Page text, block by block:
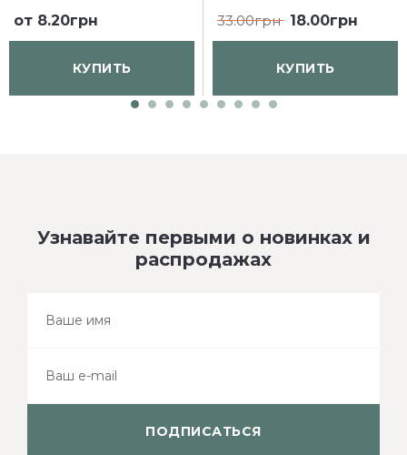
от 8.20грн
КУПИТЬ
33.00грн 18.00грн
КУПИТЬ
Узнавайте первыми о новинках и
распродажах
ПОДПИСАТЬСЯ